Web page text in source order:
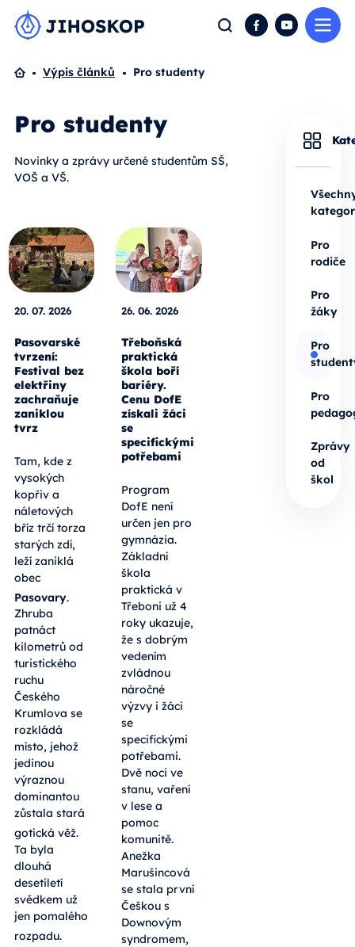
Hledat FacebookYouTube
Domů
Výpis článků Pro studenty
Pro studenty
Novinky a zprávy určené studentům SŠ,
VOŠ a VŠ.
20. 07. 2026
Pasovarské
tvrzení:
Festival bez
elektřiny
zachraňuje
zaniklou
tvrz
Tam, kde z
vysokých
kopřiv a
náletových
bříz trčí torza
starých zdí,
leží zaniklá
obec
Pasovary.
Zhruba
patnáct
kilometrů od
turistického
ruchu
Českého
Krumlova se
rozkládá
místo, jehož
jedinou
výraznou
dominantou
zůstala stará
gotická věž.
Ta byla
dlouhá
desetiletí
svědkem už
jen pomalého
rozpadu.
26. 06. 2026
Třeboňská
praktická
škola boří
bariéry.
Cenu DofE
získali žáci
se
specifickými
potřebami
Program
DofE není
určen jen pro
gymnázia.
Základní
škola
praktická v
Třeboni už 4
roky ukazuje,
že s dobrým
vedením
zvládnou
náročné
výzvy i žáci
se
specifickými
potřebami.
Dvě noci ve
stanu, vaření
v lese a
pomoc
komunitě.
Anežka
Marušincová
se stala první
Češkou s
Downovým
syndromem,
Pro
rodiče
Pro
žáky
Pro
Pro
Zprávy
od
škol